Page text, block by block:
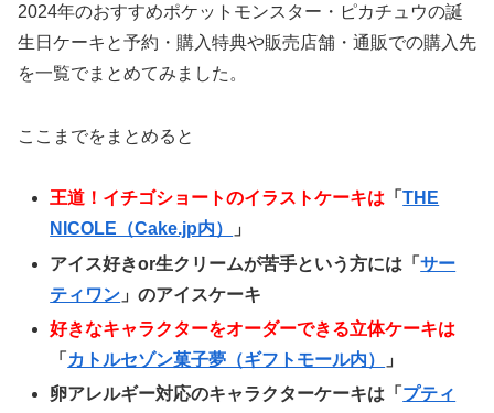
2024年のおすすめポケットモンスター・ピカチュウの誕
生日ケーキと予約・購入特典や販売店舗・通販での購入先
を一覧でまとめてみました。
ここまでをまとめると
王道！イチゴショートのイラストケーキは 「THE
NICOLE（Cake.jp内）
」
アイス好きor生クリームが苦手という方には「サー
ティワン 」のアイスケーキ
好きなキャラクターをオーダーできる立体ケーキは
「 カトルセゾン菓子夢（ギフトモール内）
」
卵アレルギー対応のキャラクターケーキは「 プティ